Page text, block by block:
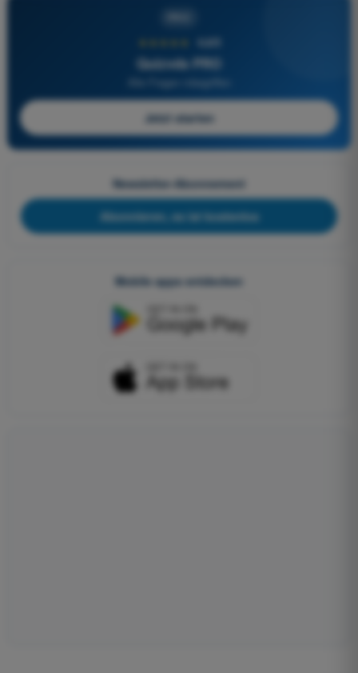
4,6/5
Quizvds PRO
Alle Fragen inbegriffen
Jetzt starten
Newsletter-Abonnement
Abonnieren, es ist kostenlos
Mobile apps entdecken